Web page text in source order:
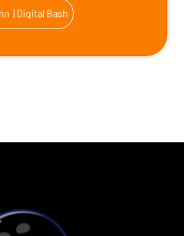
| Digital Bash